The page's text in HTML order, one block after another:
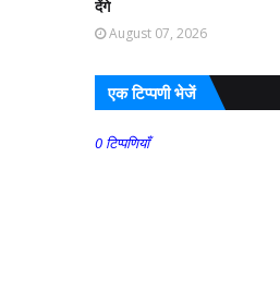
देंगे
August 07, 2026
एक टिप्पणी भेजें
0 टिप्पणियाँ